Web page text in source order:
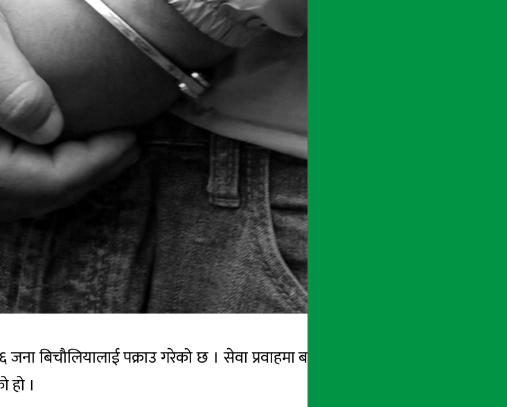
बिचौलियालाई पक्राउ गरेको छ । सेवा प्रवाहमा बाधा पुर्याएको र सेवाग्राहीलाई
हो ।